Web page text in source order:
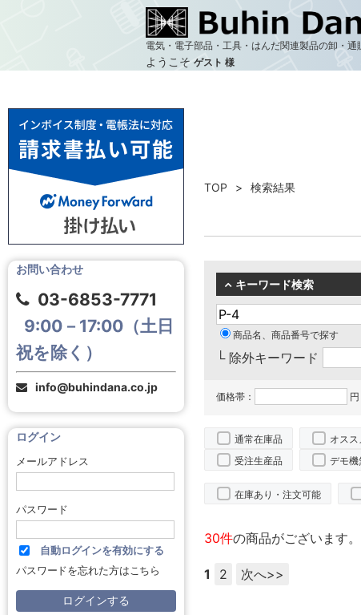
電気・電子部品・工具・はんだ関連製品の卸・通
ようこそ ゲスト 様
お問い合わせ
03-6853-7771
9:00－17:00（土日
祝を除く）
info@buhindana.co.jp
ログイン
メールアドレス
パスワード
自動ログインを有効にする
パスワードを忘れた方はこちら
TOP 検索結果
キーワード検索
商品名、商品番号で探す
└ 除外キーワード
価格帯： 円
通常在庫品 オスス
受注生産品
デモ機
在庫あり・注文可能
30件の商品がございます。
1 2 次へ>>